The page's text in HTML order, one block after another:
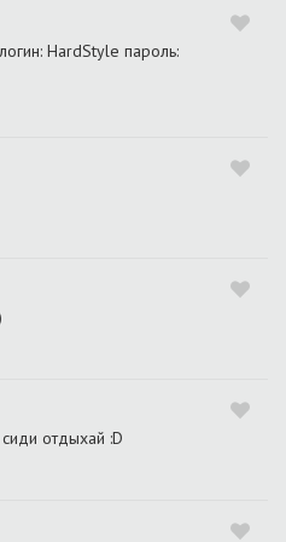
HardStyle пароль:
отдыхай :D